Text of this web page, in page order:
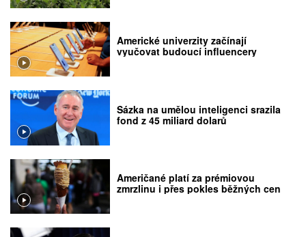
Americké univerzity začínají
vyučovat budoucí influencery
Sázka na umělou inteligenci srazila
fond z 45 miliard dolarů
Američané platí za prémiovou
zmrzlinu i přes pokles běžných cen